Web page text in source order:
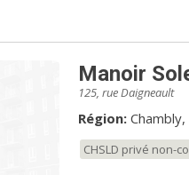
Manoir
125, rue Daigneault
Région:
CHSLD privé non-